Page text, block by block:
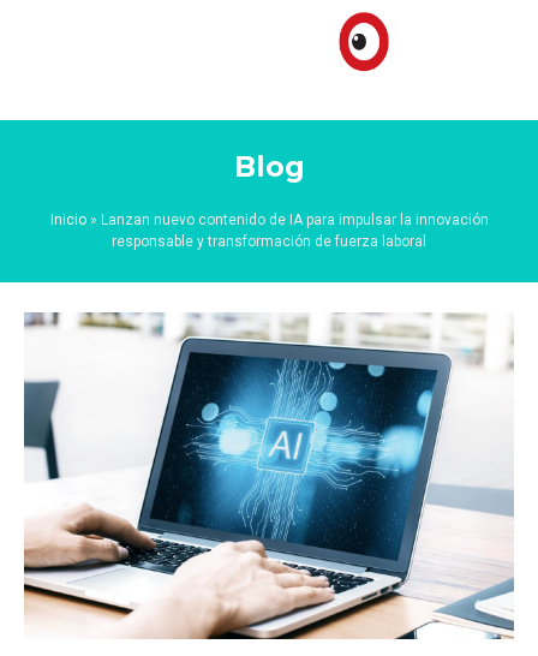
Blog
Inicio» Lanzan nuevo contenido de IA para impulsar la innovación
responsable y transformación de fuerza laboral